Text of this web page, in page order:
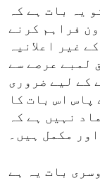
یہ بات ہے کہ
فراہم کرنے
غیر اعلانیہ
لمبے عرصے سے
کے لیے ضروری
پاس اس بات کا
نہیں ہے کہ
مکمل ہیں۔
بات یہ ہے